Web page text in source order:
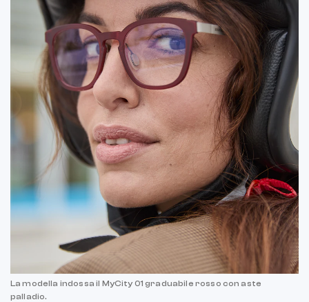
La modella indossa il MyCity 01 graduabile rosso con aste
palladio.